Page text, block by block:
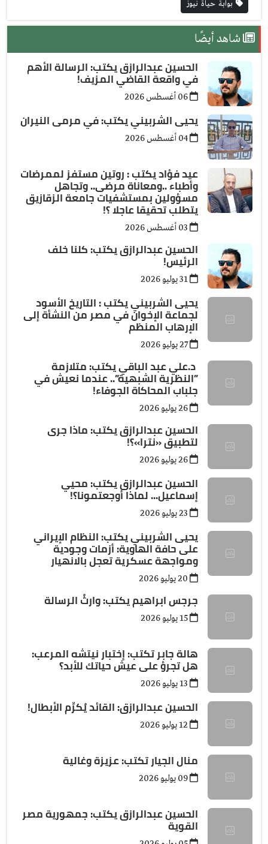
بوابة حياة نيوز
شاهد أيضًا
الحسين عبدالرازق يكتب: الرسالة الأهم
في واقعة القاضي المزيف!
يحيى الشربيني يكتب: في مرمى النيران
عيد فؤاد يكتب : روتين مستفز لممرضات
وأطباء ..ومعاناة مرضى.. وتجاهل
مسؤولين بمستشفيات جامعة الزقازيق
يتطلب تحقيقا عاجلا ؟!
الحسين عبدالرازق يكتب: كلنا خلف
الرئيس!
يحيى الشربيني يكتب : التاريخ الأسود
لجماعة الإخوان في مصر من النشأة إلى
الإرهاب المنظم
27 يوليو 2026
د.علي عبد الباقي يكتب: ​متلازمة
”النظرية الشبهية”.. عندما نعيش في
جلباب المحاكاة الجوفاء!
الحسين عبدالرازق يكتب: ماذا جرى
لتطبيق «نترا»؟!
الحسين عبدالرازق يكتب: محيي
إسماعيل... لماذا أوجعتمونا؟!
يحيى الشربيني يكتب: النظام الإيراني
على حافة الهاوية: أزمات وجودية
ومواجهة عسكرية تعجل بالانهيار
جرجس ابراهيم يكتب: وارثُ الرسالة
هالة جابر تكتب: إختبار نيتشه المرعب:
هل تجرؤ على عيش حياتك للأبد؟
الحسين عبدالرازق: القائد يُكرِّم الأبطال!
منال الجيار تكتب: عزيزة وغالية
الحسين عبدالرازق يكتب: جمهورية مصر
القوية